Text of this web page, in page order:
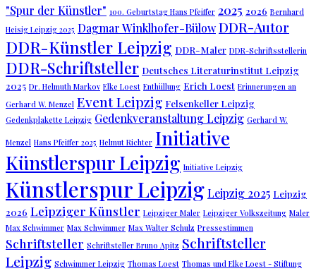
"Spur der Künstler" 100. Geburtstag Hans Pfeiffer 2025 2026 Bernhard
Heisig Leipzig 2025 Dagmar Winklhofer-BülowDDR-Autor
DDR-Künstler Leipzig DDR-Maler DDR-Schriftsstellerin
DDR-Schriftsteller Deutsches Literaturinstitut Leipzig
2025 Dr. Helmuth Markov Elke Loest Enthüllung Erich Loest Erinnerungen an
Gerhard W. Menzel Event Leipzig Felsenkeller Leipzig
Gedenkplakette Leipzig Gedenkveranstaltung Leipzig Gerhard W.
Menzel Hans Pfeiffer 2025 Helmut Richter Initiative
Künstlerspur Leipzig Initiative Leipzig
Künstlerspur Leipzig Leipzig 2025 Leipzig
2026 Leipziger Künstler Leipziger Maler Leipziger Volkszeitung Maler
Max Schwimmer Max Schwimmer Max Walter Schulz Pressestimmen
Schriftsteller Schriftsteller Bruno Apitz Schriftsteller
Leipzig Schwimmer Leipzig Thomas Loest Thomas und Elke Loest - Stiftung